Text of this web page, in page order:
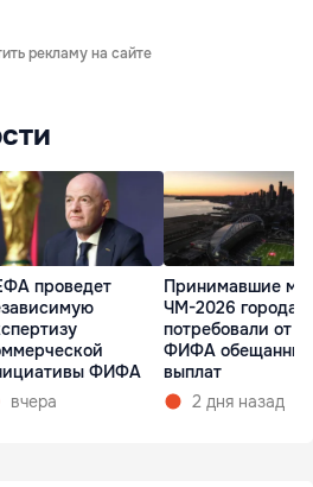
рекламу на сайте
проведет
ФИФА
вчера
Принимавшие
ЧМ-2026 города
потребовали от
ФИФА обещанных
выплат
2 дня назад